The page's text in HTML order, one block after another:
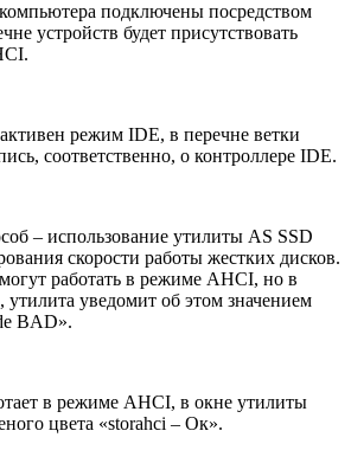
подключены посредством
устройств будет присутствовать
режим IDE, в перечне ветки
соответственно, о контроллере IDE.
– использование утилиты AS SSD
скорости работы жестких дисков.
работать в режиме AHCI, но в
уведомит об этом значением
BAD».
в режиме AHCI, в окне утилиты
цвета «storahci – Ок».